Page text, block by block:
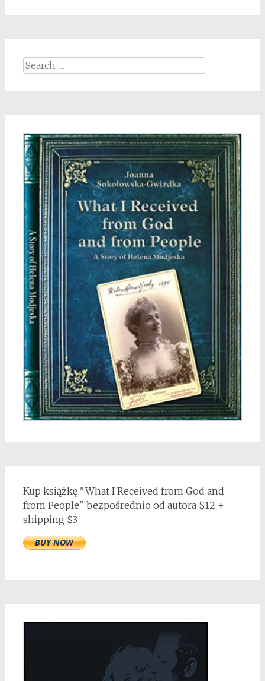
Search
Kup książkę "What I Received from God and
from People" bezpośrednio od autora $12 +
shipping $3